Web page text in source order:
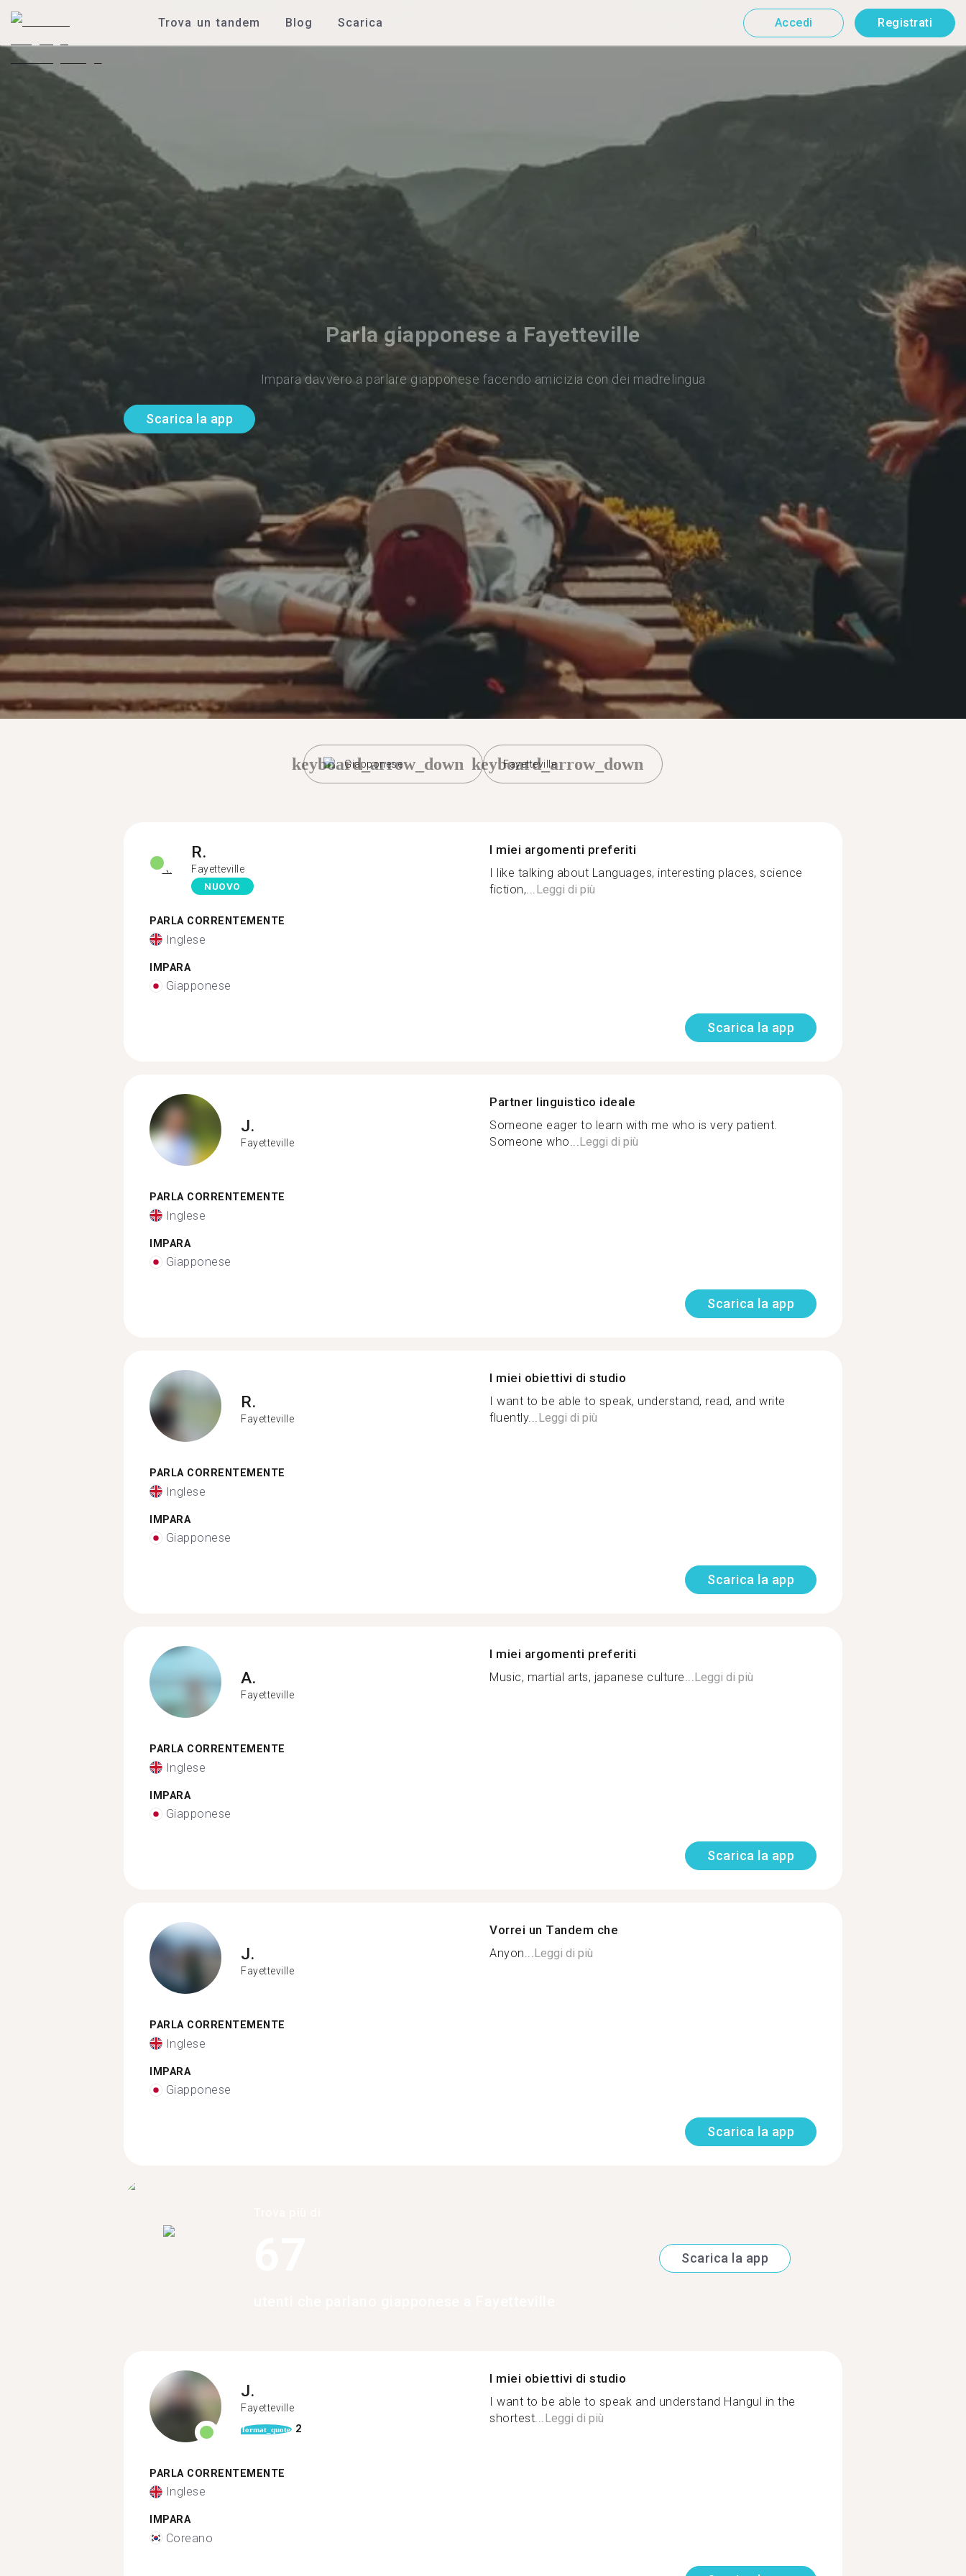
Trova un tandem Blog Scarica Accedi Registrati
Parla giapponese a Fayetteville
Impara davvero a parlare giapponese facendo amicizia con dei madrelingua
Scarica la app
Giapponese
keyboard_arrow_down Fayetteville
keyboard_arrow_down
R.
Fayetteville
NUOVO
PARLA CORRENTEMENTE
Inglese
IMPARA
Giapponese
I miei argomenti preferiti
I like talking about Languages, interesting places, science
fiction,...Leggi di più
Scarica la app
J.
Fayetteville
PARLA CORRENTEMENTE
Inglese
IMPARA
Giapponese
Partner linguistico ideale
Someone eager to learn with me who is very patient.
Someone who...Leggi di più
Scarica la app
R.
Fayetteville
PARLA CORRENTEMENTE
Inglese
IMPARA
Giapponese
I miei obiettivi di studio
I want to be able to speak, understand, read, and write
fluently...Leggi di più
Scarica la app
A.
Fayetteville
PARLA CORRENTEMENTE
Inglese
IMPARA
Giapponese
I miei argomenti preferiti
Music, martial arts, japanese culture...Leggi di più
Scarica la app
J.
Fayetteville
PARLA CORRENTEMENTE
Inglese
IMPARA
Giapponese
Vorrei un Tandem che
Anyon...Leggi di più
Scarica la app
Scarica la app
J.
Fayetteville
format_quote 2
PARLA CORRENTEMENTE
Inglese
IMPARA
Coreano
I miei obiettivi di studio
I want to be able to speak and understand Hangul in the
shortest... Leggi di più